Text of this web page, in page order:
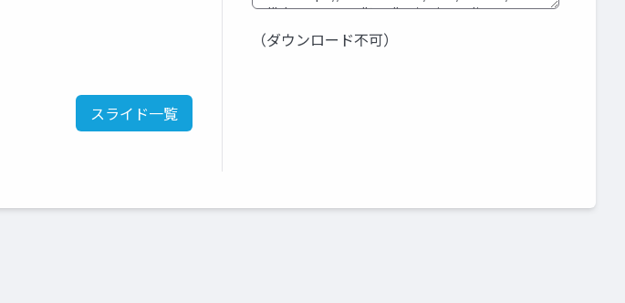
スライド一覧
（ダウンロード不可）